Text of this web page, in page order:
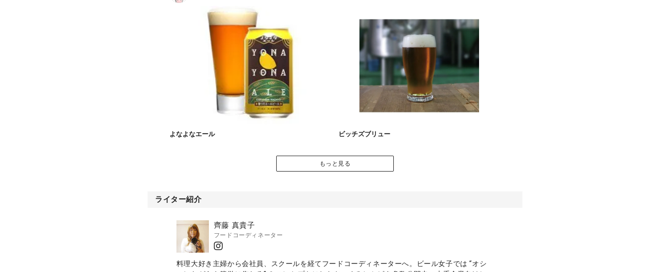
よなよなエール ビッチズブリュー
もっと見る
ライター紹介
齊藤 真貴子
フードコーディネーター
料理大好き主婦から会社員、スクールを経てフードコーディネーターへ。ビール女子では “オシ